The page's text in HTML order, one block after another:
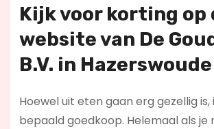
Kijk voor korting op
website van De
B.V. in
Hoewel uit eten gaan erg gezellig is,
bepaald goedkoop. Helemaal als je